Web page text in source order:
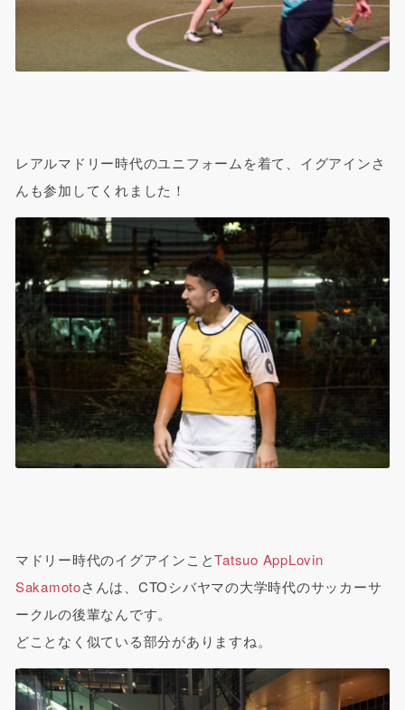
レアルマドリー時代のユニフォームを着て、イグアインさ
んも参加してくれました！
マドリー時代のイグアインことTatsuo AppLovin
Sakamotoさんは、CTOシバヤマの大学時代のサッカーサ
ークルの後輩なんです。
どことなく似ている部分がありますね。